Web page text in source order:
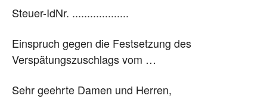
Steuer-IdNr. ...................
Einspruch gegen die Festsetzung des
Verspätungszuschlags vom …
Sehr geehrte Damen und Herren,